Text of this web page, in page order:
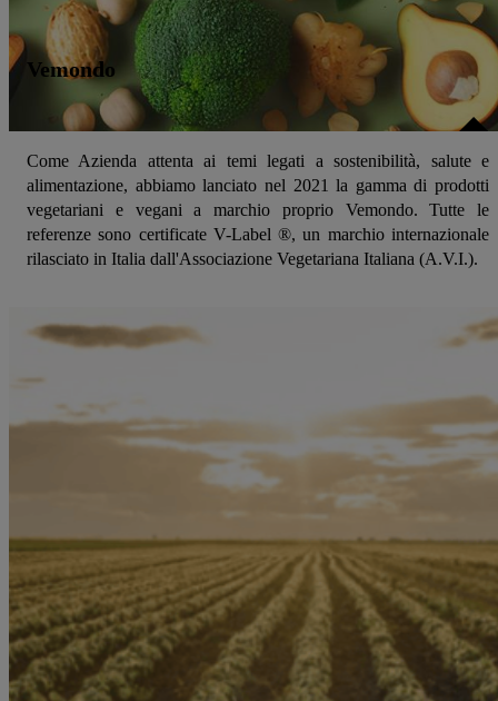
Vemondo
Come Azienda attenta ai temi legati a sostenibilità, salute e
alimentazione, abbiamo lanciato nel 2021 la gamma di prodotti
vegetariani e vegani a marchio proprio Vemondo. Tutte le
referenze sono certificate V-Label ®, un marchio internazionale
rilasciato in Italia dall'Associazione Vegetariana Italiana (A.V.I.).